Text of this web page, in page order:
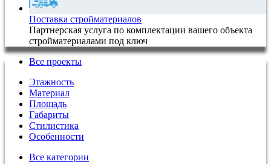
Поставка стройматериалов
Партнерская услуга по комплектации вашего объекта
стройматериалами под ключ
Все проекты
Этажность
Материал
Площадь
Габариты
Стилистика
Особенности
Все категории